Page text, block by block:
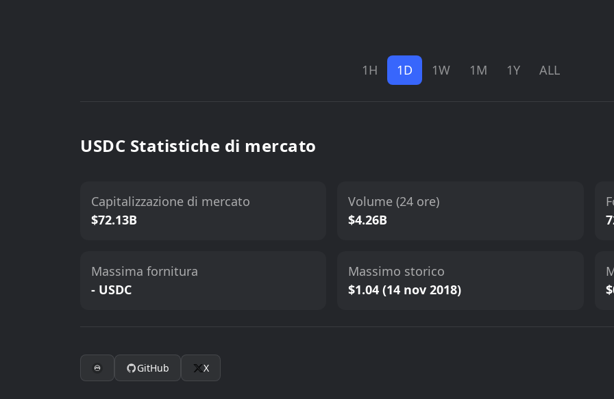
1H 1D 1W 1M 1Y ALL
USDC Statistiche di mercato
Capitalizzazione di mercato
$72.13B
Volume (24 ore)
$4.26B
Massima fornitura
- USDC
Massimo storico
$1.04 (14 nov 2018)
GitHub X